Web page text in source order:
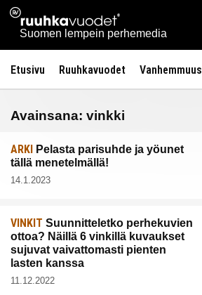
Siirry
sisältöön
Ruuhkavuodet.fi
Suomen lempein perhemedia
Etusivu Ruuhkavuodet Vanhemmuus
Avainsana: vinkki
ARKI Pelasta parisuhde ja yöunet
tällä menetelmällä!
14.1.2023
VINKIT Suunnitteletko perhekuvien
ottoa? Näillä 6 vinkillä kuvaukset
sujuvat vaivattomasti pienten
lasten kanssa
11.12.2022